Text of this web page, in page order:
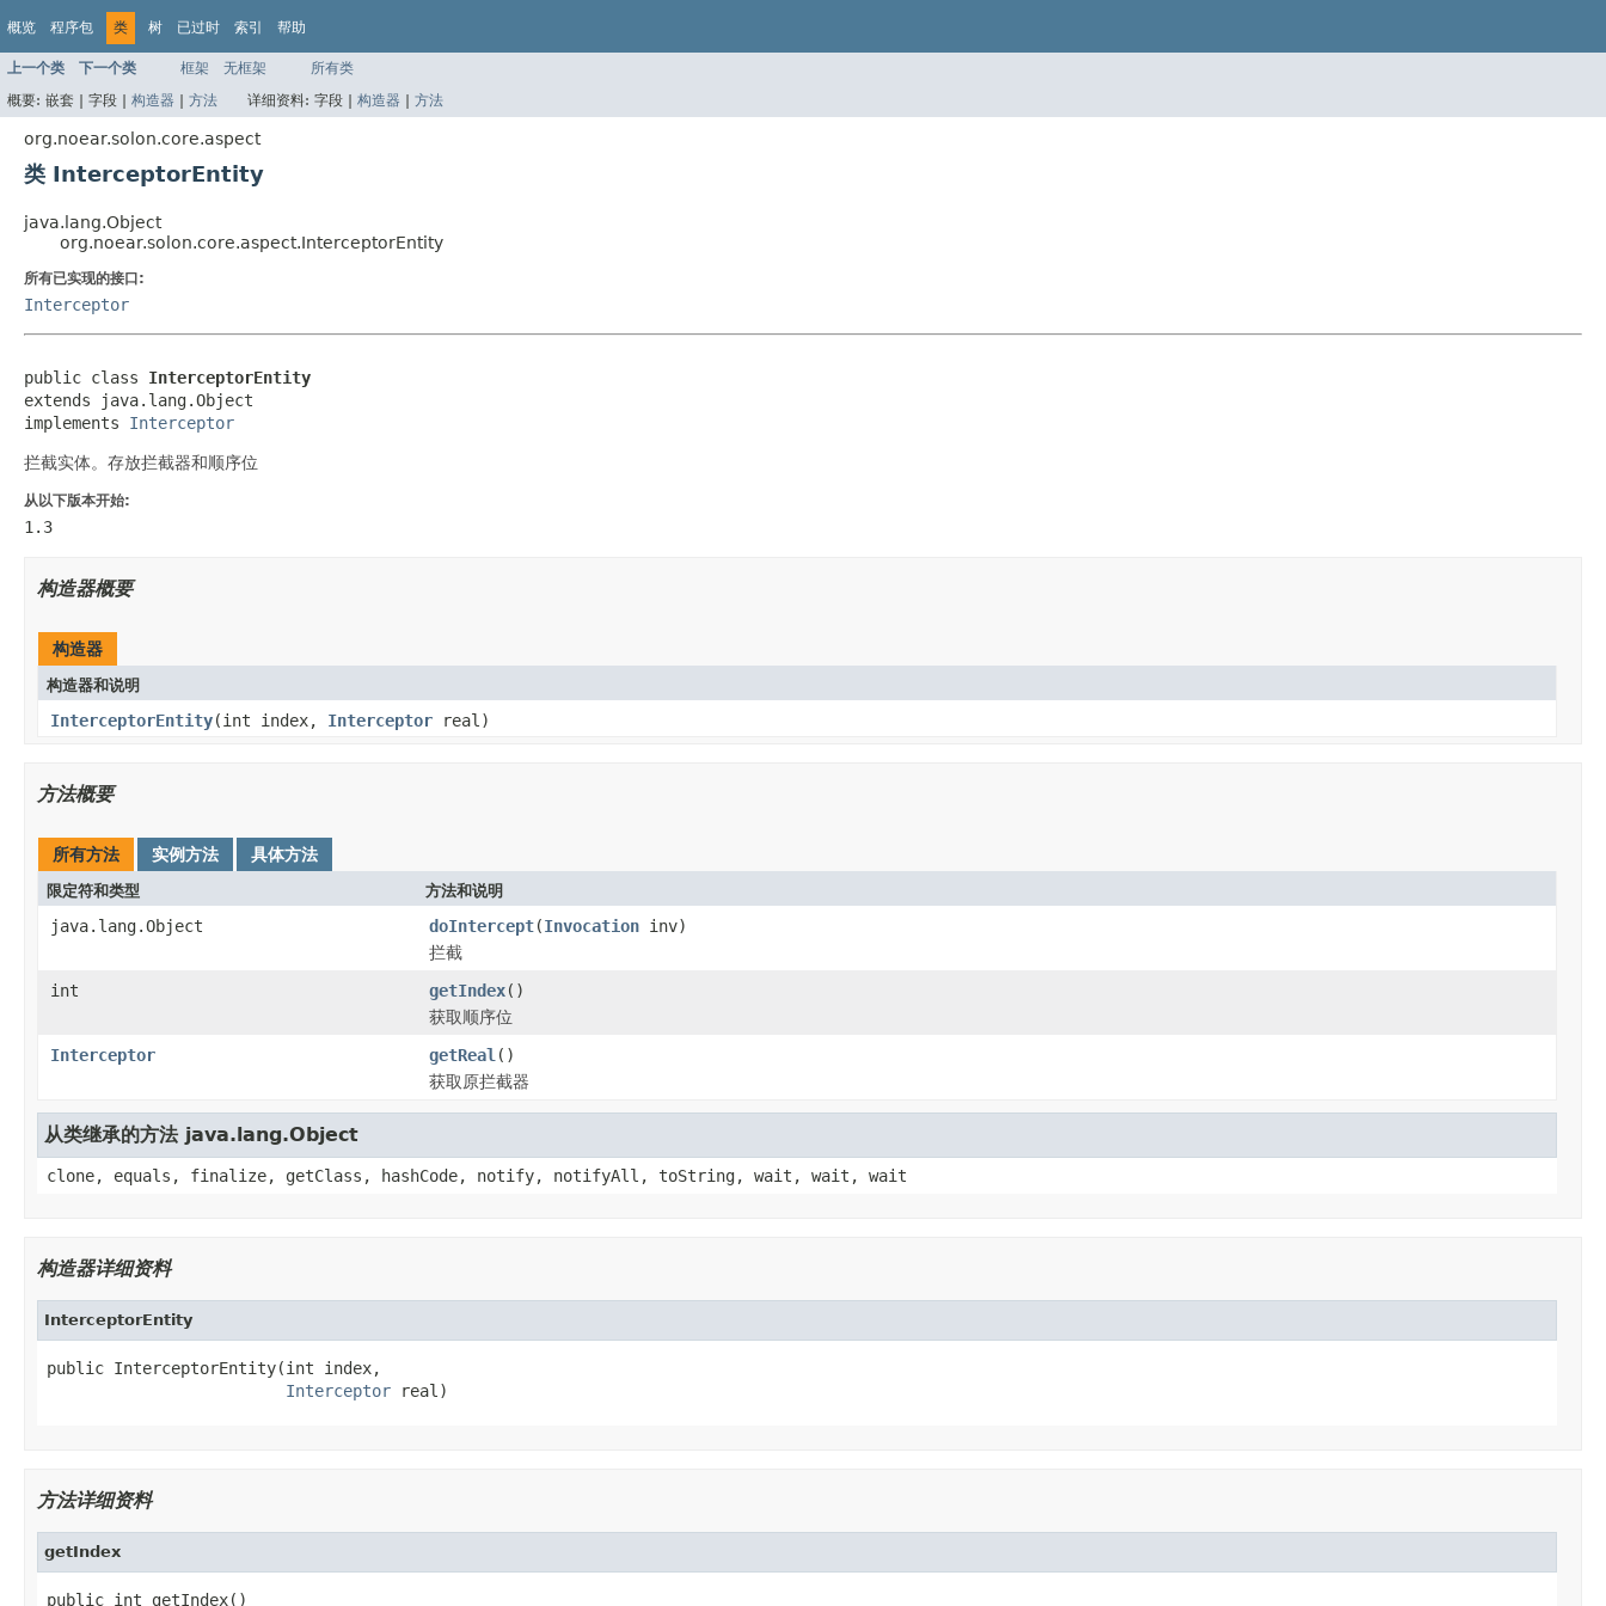
概览 程序包 类 树 已过时 索引 帮助
上一个类 下一个类 框架 无框架
所有类
概要: 嵌套 | 字段 | 构造器 | 方法 详细资料: 字段 | 构造器 | 方法
org.noear.solon.core.aspect
类 InterceptorEntity
java.lang.Object
org.noear.solon.core.aspect.InterceptorEntity
所有已实现的接口:
Interceptor
public class InterceptorEntity
extends java.lang.Object
implements Interceptor
拦截实体。存放拦截器和顺序位
从以下版本开始:
1.3
构造器概要
构造器
构造器和说明
InterceptorEntity(int index, Interceptor real)
方法概要
所有方法 实例方法 具体方法
限定符和类型 方法和说明
java.lang.Object doIntercept(Invocation inv)
拦截
int
getIndex()
获取顺序位
Interceptor
getReal ()
获取原拦截器
从类继承的方法 java.lang.Object
clone, equals, finalize, getClass, hashCode, notify, notifyAll, toString, wait, wait, wait
构造器详细资料
InterceptorEntity
public InterceptorEntity(int index,
Interceptor real)
方法详细资料
getIndex
public int getIndex()